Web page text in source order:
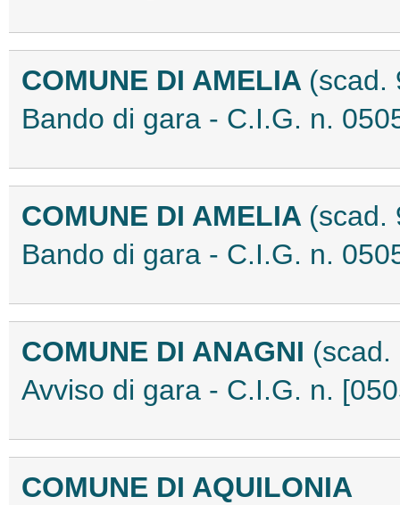
COMUNE DI AMELIA (scad.
Bando di gara - C.I.G. n.
COMUNE DI AMELIA (scad.
Bando di gara - C.I.G. n.
COMUNE DI ANAGNI (scad.
Avviso di gara - C.I.G. n.
COMUNE DI AQUILONIA